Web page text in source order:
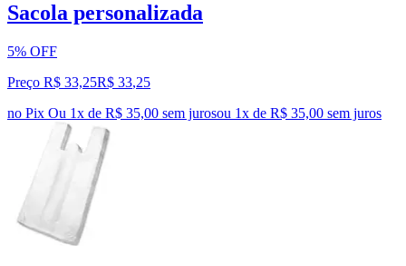
Sacola personalizada
5% OFF
Preço R$ 33,25R$ 33,25
no Pix Ou 1x de R$ 35,00 sem jurosou 1x de R$ 35,00 sem juros